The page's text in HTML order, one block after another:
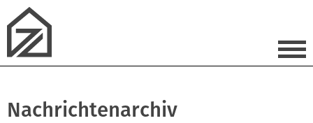
Nachrichtenarchiv